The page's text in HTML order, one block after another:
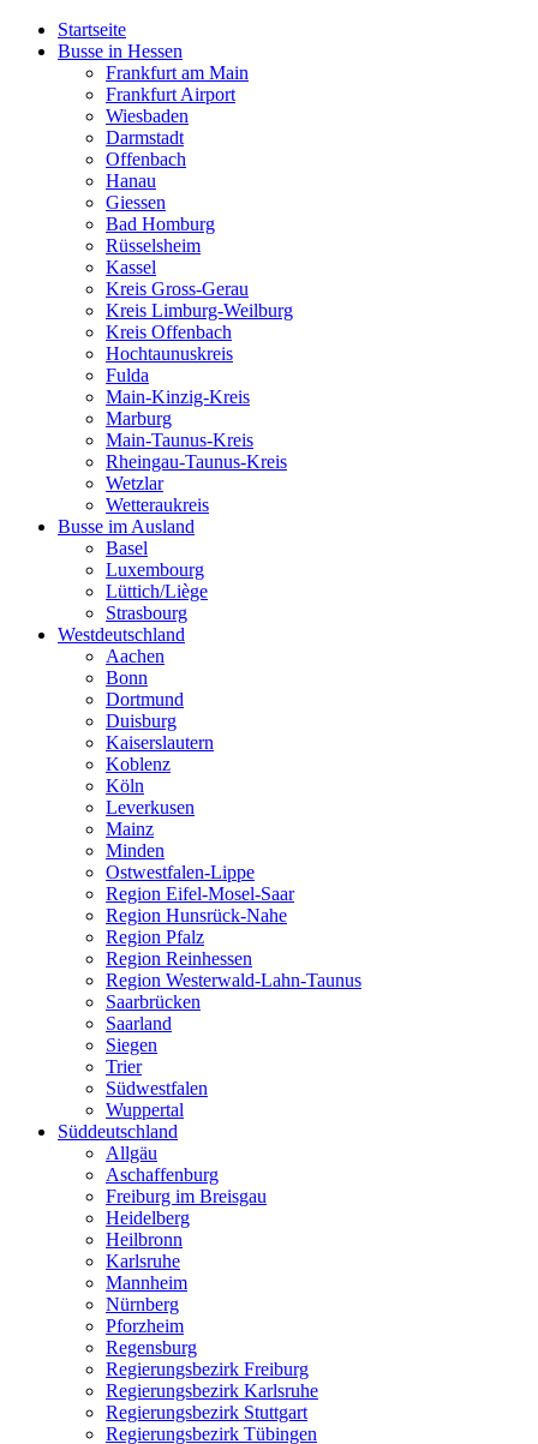
Startseite
Busse in Hessen
Frankfurt am Main
Frankfurt Airport
Wiesbaden
Darmstadt
Offenbach
Hanau
Giessen
Bad Homburg
Rüsselsheim
Kassel
Kreis Gross-Gerau
Kreis Limburg-Weilburg
Kreis Offenbach
Hochtaunuskreis
Fulda
Main-Kinzig-Kreis
Marburg
Main-Taunus-Kreis
Rheingau-Taunus-Kreis
Wetzlar
Wetteraukreis
Busse im Ausland
Basel
Luxembourg
Lüttich/Liège
Strasbourg
Westdeutschland
Aachen
Bonn
Dortmund
Duisburg
Kaiserslautern
Koblenz
Köln
Leverkusen
Mainz
Minden
Ostwestfalen-Lippe
Region Eifel-Mosel-Saar
Region Hunsrück-Nahe
Region Pfalz
Region Reinhessen
Region Westerwald-Lahn-Taunus
Saarbrücken
Saarland
Siegen
Trier
Südwestfalen
Wuppertal
Süddeutschland
Allgäu
Aschaffenburg
Freiburg im Breisgau
Heidelberg
Heilbronn
Karlsruhe
Mannheim
Nürnberg
Pforzheim
Regensburg
Regierungsbezirk Freiburg
Regierungsbezirk Karlsruhe
Regierungsbezirk Stuttgart
Regierungsbezirk Tübingen